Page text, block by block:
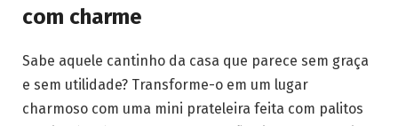
com charme
Sabe aquele cantinho da casa que parece sem graça
e sem utilidade? Transforme-o em um lugar
charmoso com uma mini prateleira feita com palitos